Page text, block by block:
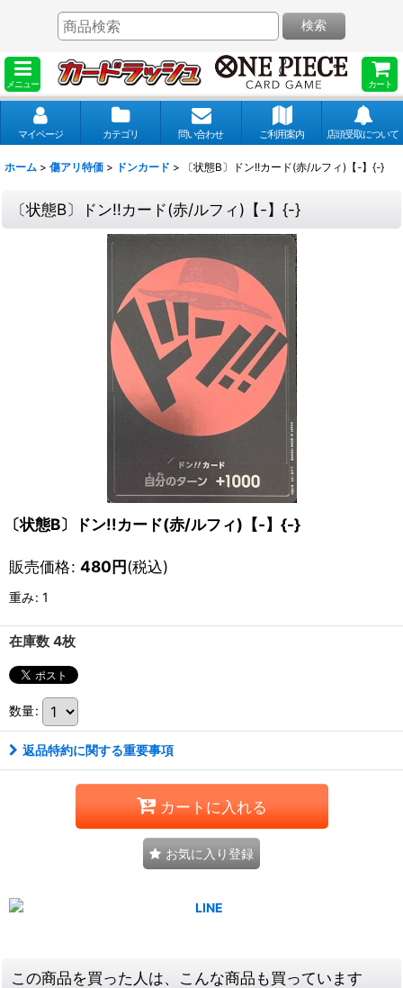
メニュー カート
検索
マイページ カテゴリ 問い合わせ ご利用案内 店頭受取について
ホーム > 傷アリ特価 > ドンカード > 〔状態B〕ドン!!カード(赤/ルフィ)【-】{-}
〔状態B〕ドン!!カード(赤/ルフィ)【-】{-}
〔状態B〕ドン!!カード(赤/ルフィ)【-】{-}
販売価格: 480円(税込)
重み: 1
在庫数 4枚
数量:
返品特約に関する重要事項
カートに入れる
お気に入り登録
この商品を買った人は、こんな商品も買っています